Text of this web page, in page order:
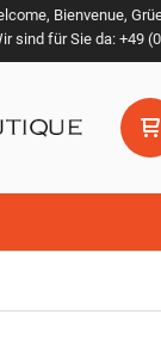
Bienvenue,
sind für Sie da: +49